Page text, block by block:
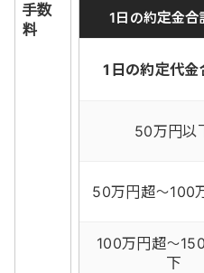
手数
料
1日の約定金
1日の約定代金
50万円以
50万円超～100
100万円超～
下